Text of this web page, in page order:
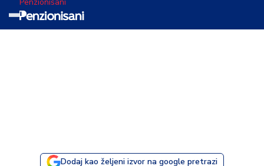
Dodaj kao željeni izvor na google pretrazi